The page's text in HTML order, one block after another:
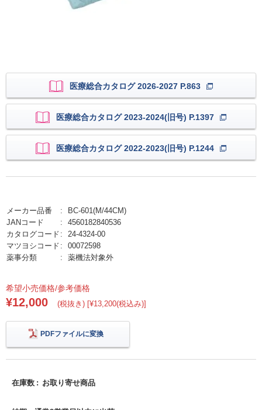
医療総合カタログ 2026-2027 P.863
医療総合カタログ 2023-2024(旧号) P.1397
医療総合カタログ 2022-2023(旧号) P.1244
メーカー品番
BC-601(M/44CM)
JANコード
4560182840536
カタログコード
24-4324-00
マツヨシコード
00072598
薬事分類
薬機法対象外
希望小売価格/参考価格
¥12,000 (税抜き) [¥13,200(税込み)]
PDFファイルに変換
在庫数 お取り寄せ商品